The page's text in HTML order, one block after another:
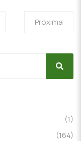
Próxima
(1)
(164)